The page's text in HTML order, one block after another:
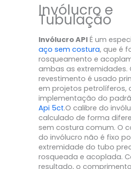
Invólucro e
Tubulação
Invólucro API É um
aço sem costura, que é
rosqueamento e
ambas as extremidades.
revestimento é usado
em projetos petrolíferos,
implementação do
Api 5ct.O calibre do
calculado de forma
sem costura comum. O
do invólucro não é fixo
extremidade do tubo
rosqueada e acoplada.
resultado, o